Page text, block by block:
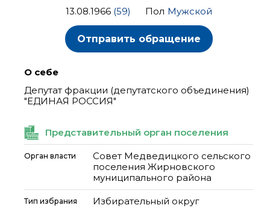
13.08.1966 (59) Пол Мужской
Отправить обращение
О себе
Депутат фракции (депутатского объединения)
"ЕДИНАЯ РОССИЯ"
Представительный орган поселения
Орган власти
Совет Медведицкого сельского
поселения Жирновского
муниципального района
Тип избрания Избирательный округ